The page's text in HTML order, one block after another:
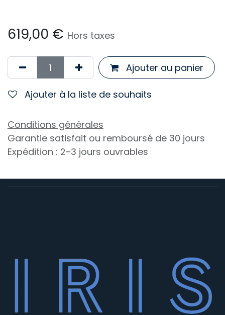
619,00 € Hors taxes
Ajouter au panier
Ajouter à la liste de souhaits
Conditions générales
Garantie satisfait ou remboursé de 30 jours
Expédition : 2-3 jours ouvrables